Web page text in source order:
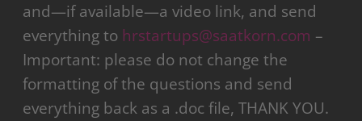
and—if available—a video link, and send
everything to hrstartups@saatkorn.com –
Important: please do not change the
formatting of the questions and send
everything back as a .doc file, THANK YOU.